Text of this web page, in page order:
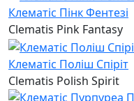
Клематіс Пінк Фентезі
Clematis Pink Fantasy
Клематіс Поліш Спіріт
Clematis Polish Spirit